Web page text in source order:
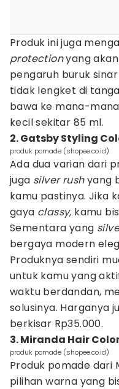
Produk ini juga
protectionyang
pengaruh buruk
tidak lengket di
bawa ke mana-
kecil sekitar 85 ml.
2. Gatsby Styling
produk pomade (shopee.co.id)
Ada dua varian dari
juga silver rushyang
kamu pastinya. Jika
gaya classy, kamu
Sementara yang
bergaya modern
Produknya sendiri
untuk kamu yang
waktu berdandan,
solusinya. Harganya
berkisar Rp35.000.
3. Miranda Hair
produk pomade (shopee.co.id)
Produk pomade dari
pilihan warna yang